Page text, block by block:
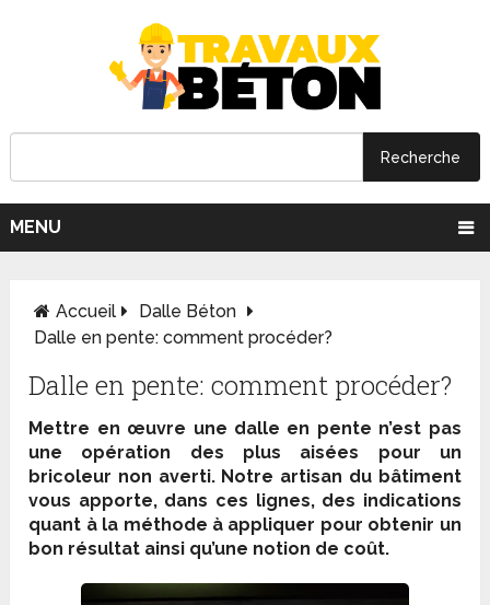
MENU
Accueil
Dalle Béton
Dalle en pente: comment procéder?
Dalle en pente: comment procéder?
Mettre en œuvre une dalle en pente n’est pas
une opération des plus aisées pour un
bricoleur non averti. Notre artisan du bâtiment
vous apporte, dans ces lignes, des indications
quant à la méthode à appliquer pour obtenir un
bon résultat ainsi qu’une notion de coût.